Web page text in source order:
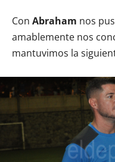
Con Abraham nos
amablemente nos
mantuvimos la